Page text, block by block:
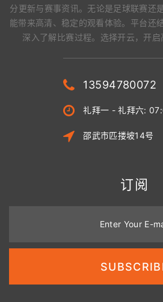
分更新与赛事资讯。无论是足球联赛还
能带来高清、稳定的观看体验。平台还
深入了解比赛过程。选择开云，开启
13594780072
礼拜一 - 礼拜六:
邵武市匹搂坡14号
订阅
Enter Your E-